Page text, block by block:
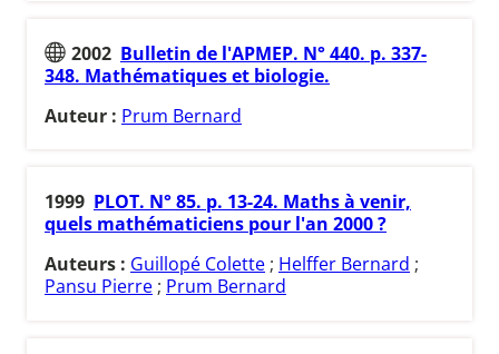
2002 Bulletin de l'APMEP. N° 440. p. 337-
348. Mathématiques et biologie.
Auteur : Prum Bernard
1999 PLOT. N° 85. p. 13-24. Maths à venir,
quels mathématiciens pour l'an 2000 ?
Auteurs : Guillopé Colette ; Helffer Bernard ;
Pansu Pierre ; Prum Bernard